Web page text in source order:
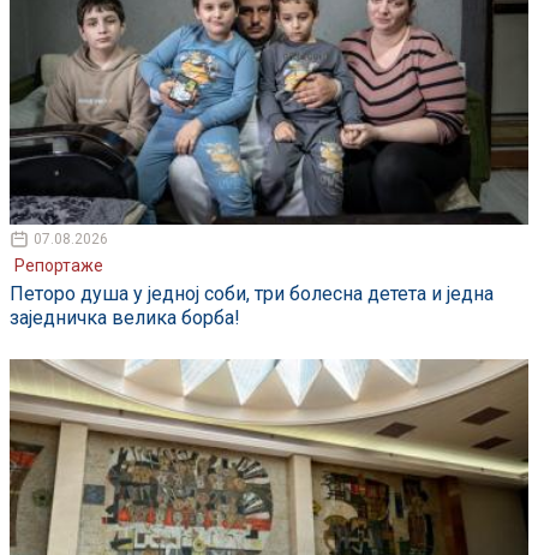
07.08.2026
Репортаже
Петоро душа у једној соби, три болесна детета и једна
заједничка велика борба!